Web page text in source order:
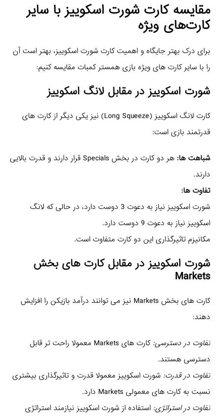
مقایسه کارت شورت اسکوییز با سایر
کارت‌های ویژه
برای درک بهتر جایگاه و اهمیت کارت شورت اسکوییز، بهتر است آن
را با سایر کارت‌ های ویژه بازی همستر کمبات مقایسه کنیم:
شورت اسکوییز در مقابل لانگ اسکوییز
کارت لانگ اسکوییز (Long Squeeze) نیز یکی دیگر از کارت‌ های
قدرتمند بازی است:
شباهت‌ ها:
هر دو کارت در بخش Specials قرار دارند و قدرت بالایی
دارند.
تفاوت‌ ها:
شورت اسکوییز نیاز به دعوت 3 دوست دارد، در حالی که لانگ
اسکوییز نیاز به دعوت 9 دوست دارد.
مکانیزم تاثیرگذاری این دو کارت متفاوت است.
شورت اسکوییز در مقابل کارت‌ های بخش
Markets
کارت‌ های بخش Markets نیز می‌ توانند درآمد بازیکن را افزایش
دهند:
تفاوت در دسترسی:
کارت‌ های Markets معمولا راحت‌ تر قابل
دسترسی هستند.
تفاوت در قدرت: شورت اسکوییز معمولا قدرت و تاثیرگذاری بیشتری
نسبت به کارت‌ های معمولی Markets دارد.
تفاوت در استراتژی: استفاده از شورت اسکوییز نیازمند استراتژی